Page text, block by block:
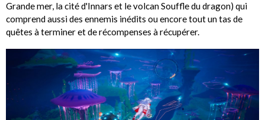
Grande mer, la cité d'Innars et le volcan Souffle du dragon) qui
comprend aussi des ennemis inédits ou encore tout un tas de
quêtes à terminer et de récompenses à récupérer.